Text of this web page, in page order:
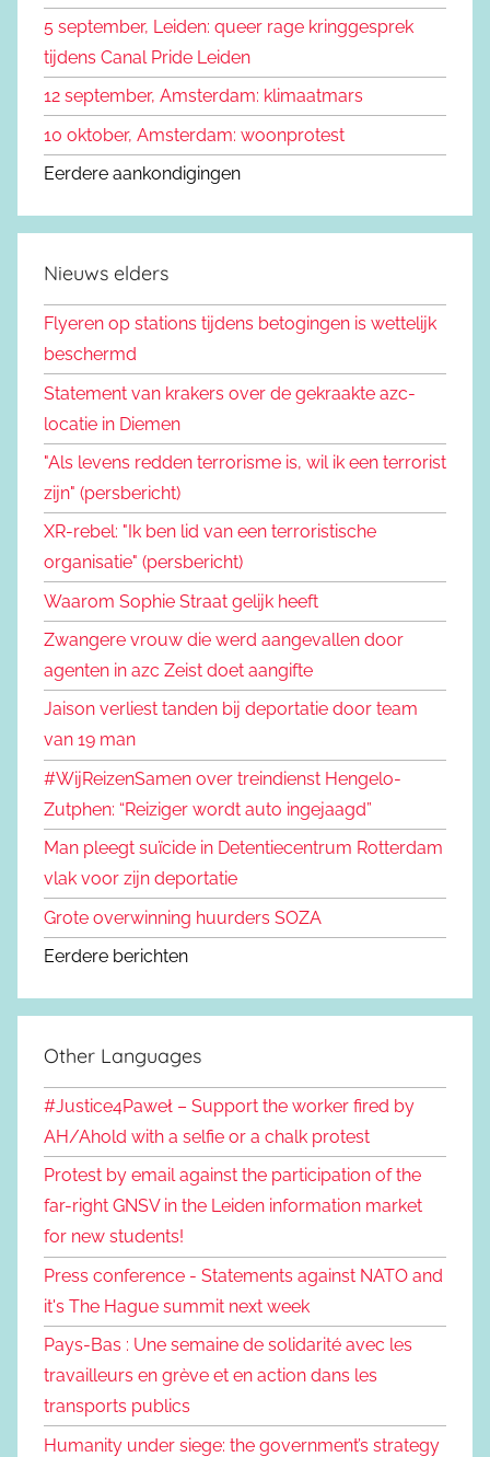
5 september, Leiden: queer rage kringgesprek
tijdens Canal Pride Leiden
12 september, Amsterdam: klimaatmars
10 oktober, Amsterdam: woonprotest
Eerdere aankondigingen
Nieuws elders
Flyeren op stations tijdens betogingen is wettelijk
beschermd
Statement van krakers over de gekraakte azc-
locatie in Diemen
"Als levens redden terrorisme is, wil ik een terrorist
zijn" (persbericht)
XR-rebel: "Ik ben lid van een terroristische
organisatie" (persbericht)
Waarom Sophie Straat gelijk heeft
Zwangere vrouw die werd aangevallen door
agenten in azc Zeist doet aangifte
Jaison verliest tanden bij deportatie door team
van 19 man
#WijReizenSamen over treindienst Hengelo-
Zutphen: “Reiziger wordt auto ingejaagd”
Man pleegt suïcide in Detentiecentrum Rotterdam
vlak voor zijn deportatie
Grote overwinning huurders SOZA
Eerdere berichten
Other Languages
#Justice4Paweł – Support the worker fired by
AH/Ahold with a selfie or a chalk protest
Protest by email against the participation of the
far-right GNSV in the Leiden information market
for new students!
Press conference - Statements against NATO and
it's The Hague summit next week
Pays-Bas : Une semaine de solidarité avec les
travailleurs en grève et en action dans les
transports publics
Humanity under siege: the government’s strategy